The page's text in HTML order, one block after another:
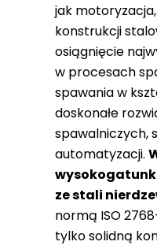
jak
konstrukcji
osiągnięcie
w procesach
spawania w
doskonałe
spawalniczych,
automatyzacji.
ze stali
normą ISO
tylko solidną